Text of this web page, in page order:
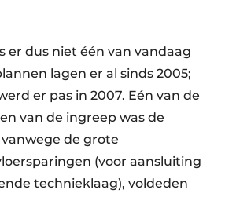
er dus niet één van vandaag
lagen er al sinds 2005;
er pas in 2007. Eén van de
van de ingreep was de
de grote
(voor aansluiting
technieklaag), voldeden